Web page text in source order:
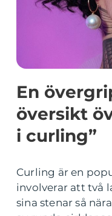
En
översikt
i curling”
Curling är en
involverar att två
sina stenar så